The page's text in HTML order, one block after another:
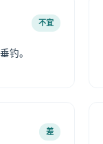
不宜
钓。
差